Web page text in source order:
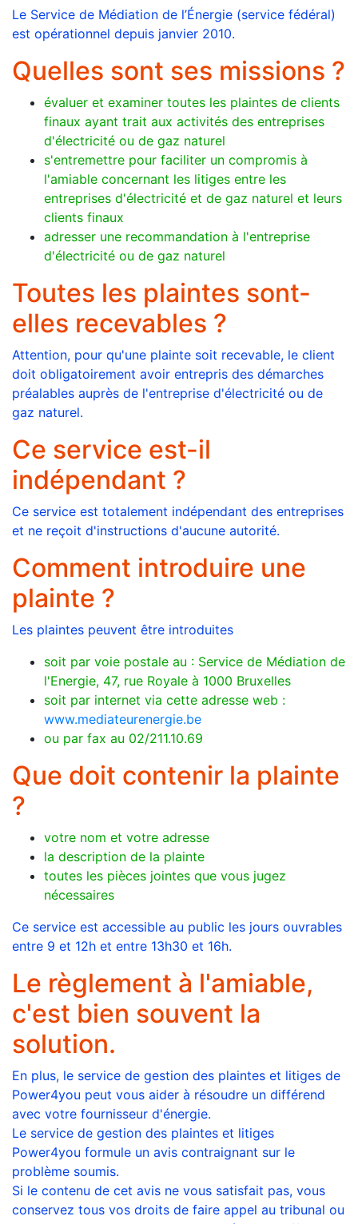
Le Service de Médiation de l’Énergie (service fédéral)
est opérationnel depuis janvier 2010.
Quelles sont ses missions ?
évaluer et examiner toutes les plaintes de clients
finaux ayant trait aux activités des entreprises
d'électricité ou de gaz naturel
s'entremettre pour faciliter un compromis à
l'amiable concernant les litiges entre les
entreprises d'électricité et de gaz naturel et leurs
clients finaux
adresser une recommandation à l'entreprise
d'électricité ou de gaz naturel
Toutes les plaintes sont-
elles recevables ?
Attention, pour qu'une plainte soit recevable, le client
doit obligatoirement avoir entrepris des démarches
préalables auprès de l'entreprise d'électricité ou de
gaz naturel.
Ce service est-il
indépendant ?
Ce service est totalement indépendant des entreprises
et ne reçoit d'instructions d'aucune autorité.
Comment introduire une
plainte ?
Les plaintes peuvent être introduites
soit par voie postale au : Service de Médiation de
l'Energie, 47, rue Royale à 1000 Bruxelles
soit par internet via cette adresse web :
www.mediateurenergie.be
ou par fax au 02/211.10.69
Que doit contenir la plainte
?
votre nom et votre adresse
la description de la plainte
toutes les pièces jointes que vous jugez
nécessaires
Ce service est accessible au public les jours ouvrables
entre 9 et 12h et entre 13h30 et 16h.
Le règlement à l'amiable,
c'est bien souvent la
solution.
En plus, le service de gestion des plaintes et litiges de
Power4you peut vous aider à résoudre un différend
avec votre fournisseur d'énergie.
Le service de gestion des plaintes et litiges
Power4you formule un avis contraignant sur le
problème soumis.
Si le contenu de cet avis ne vous satisfait pas, vous
conservez tous vos droits de faire appel au tribunal ou